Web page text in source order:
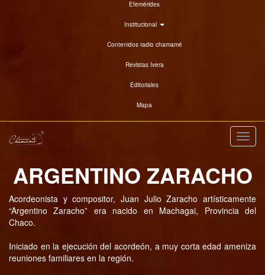
Efemérides
Institucional
Contenidos radio chamamé
Revistas Ivera
Editoriales
Mapa
ARGENTINO ZARACHO
Acordeonista y compositor, Juan Julio Zaracho artísticamente
“Argentino Zaracho” era nacido en Machagai, Provincia del
Chaco.
Iniciado en la ejecución del acordeón, a muy corta edad ameniza
reuniones familiares en la región.